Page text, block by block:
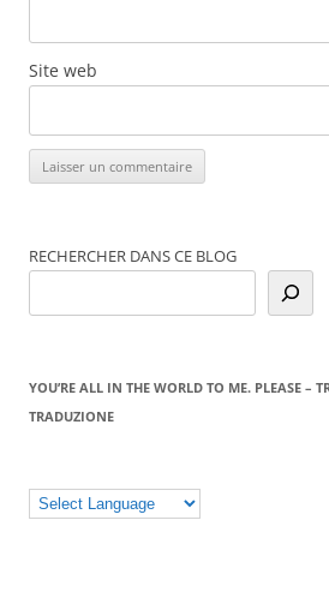
Site web
RECHERCHER DANS CE BLOG
YOU’RE ALL IN THE WORLD TO ME. PLEASE –
TRADUZIONE